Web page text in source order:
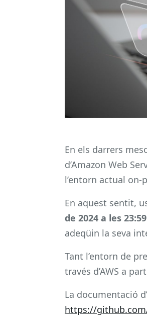
En els darrers
d’Amazon Web
l’entorn actual on-
En aquest sentit,
de 2024 a les
adeqüin la seva
Tant l’entorn de
través d’AWS a
La documentació
https://